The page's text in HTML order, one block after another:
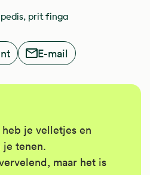
prit finga
E-mail
je velletjes en
je tenen.
maar het is